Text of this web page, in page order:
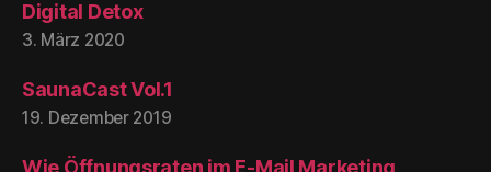
Digital Detox
3. März 2020
SaunaCast Vol.1
19. Dezember 2019
Wie Öffnungsraten im E-Mail Marketing